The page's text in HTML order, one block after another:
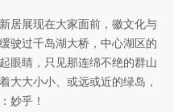
居展现在大家面前，徽文化与
驶过千岛湖大桥，中心湖区的
眼睛，只见那连绵不绝的群山
大大小小、或远或近的绿岛，
妙乎！